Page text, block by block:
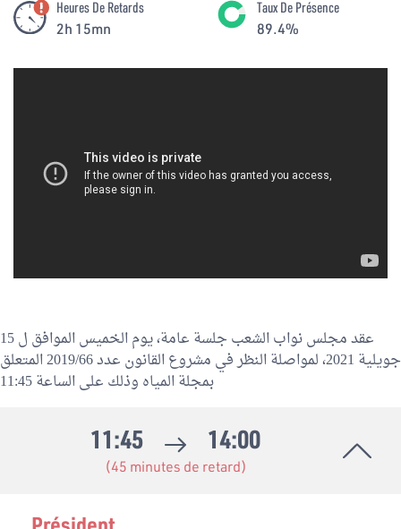
Heures De Retards
2h 15mn
Taux De Présence
89.4%
عقد مجلس نواب الشعب جلسة عامة، يوم الخميس الموافق ل 15
جويلية 2021، لمواصلة النظر في مشروع القانون عدد 2019/66 المتعلق
بمجلة المياه وذلك على الساعة 11:45
11:45 14:00
(45 minutes de retard)